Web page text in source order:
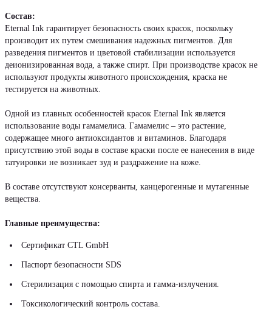
Состав:
Eternal Ink гарантирует безопасность своих красок, поскольку
производит их путем смешивания надежных пигментов. Для
разведения пигментов и цветовой стабилизации используется
деионизированная вода, а также спирт. При производстве красок не
используют продукты животного происхождения, краска не
тестируется на животных.
Одной из главных особенностей красок Eternal Ink является
использование воды гамамелиса. Гамамелис – это растение,
содержащее много антиоксидантов и витаминов. Благодаря
присутствию этой воды в составе краски после ее нанесения в виде
татуировки не возникает зуд и раздражение на коже.
В составе отсутствуют консерванты, канцерогенные и мутагенные
вещества.
Главные преимущества:
Сертификат CTL GmbH
Паспорт безопасности SDS
Стерилизация с помощью спирта и гамма-излучения.
Токсикологический контроль состава.